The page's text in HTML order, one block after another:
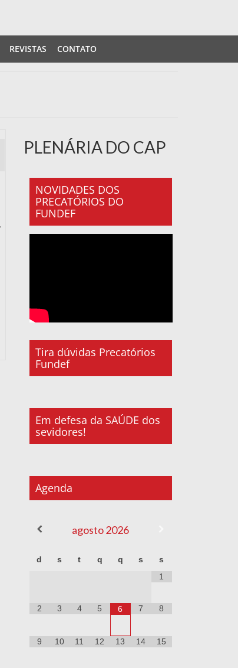
REVISTAS CONTATO
PLENÁRIA DO CAP
NOVIDADES DOS
PRECATÓRIOS DO
FUNDEF
Tira dúvidas Precatórios
Fundef
Em defesa da SAÚDE dos
sevidores!
Agenda
agosto 2026
d s t q q s
s
1
2 3 4 5 6 7 8
9 10 11 12 13 14 15